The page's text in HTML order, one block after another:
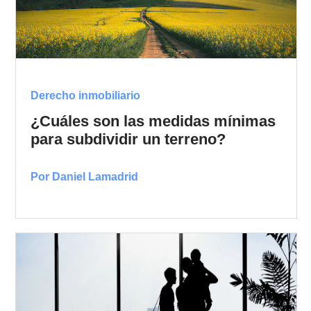
Derecho inmobiliario
¿Cuáles son las medidas mínimas
para subdividir un terreno?
Por Daniel Lamadrid